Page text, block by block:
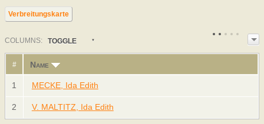
Verbreitungskarte
COLUMN S: TOGGLE
# Name
1 MECKE, Ida Edith
2 V. MALTITZ, Ida Edith